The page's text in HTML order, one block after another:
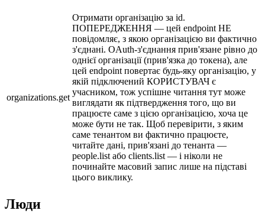
organizations.get
Отримати організацію за id.
ПОПЕРЕДЖЕННЯ — цей endpoint НЕ
повідомляє, з якою організацією ви фактично
з'єднані. OAuth-з'єднання прив'язане рівно до
однієї організації (прив'язка до токена), але
цей endpoint повертає будь-яку організацію, у
якій підключений КОРИСТУВАЧ є
учасником, тож успішне читання тут може
виглядати як підтвердження того, що ви
працюєте саме з цією організацією, хоча це
може бути не так. Щоб перевірити, з яким
саме тенантом ви фактично працюєте,
читайте дані, прив'язані до тенанта —
people.list або clients.list — і ніколи не
починайте масовий запис лише на підставі
цього виклику.
Люди